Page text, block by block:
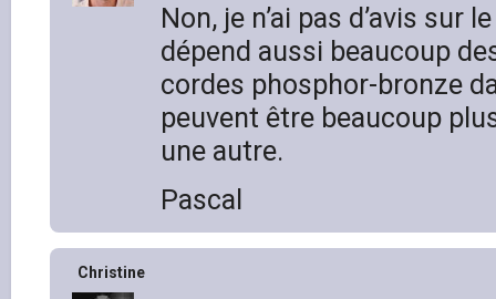
Non, je n’ai pas d’avis sur
dépend aussi beaucoup
cordes phosphor-bronze
peuvent être beaucoup
une autre.
Pascal
Christine